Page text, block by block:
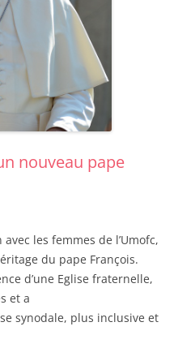
nouveau pape
les femmes de l’Umofc,
du pape François.
d’une Eglise fraternelle,
et a
synodale, plus inclusive et